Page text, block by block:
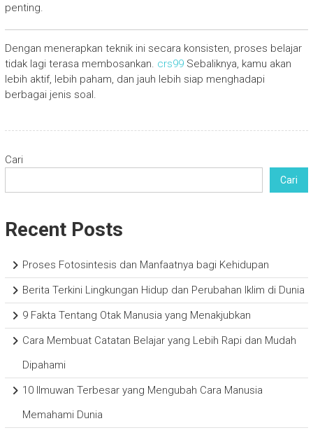
penting.
Dengan menerapkan teknik ini secara konsisten, proses belajar
tidak lagi terasa membosankan. crs99Sebaliknya, kamu akan
lebih aktif, lebih paham, dan jauh lebih siap menghadapi
berbagai jenis soal.
Cari
Cari
Recent Posts
Proses Fotosintesis dan Manfaatnya bagi Kehidupan
Berita Terkini Lingkungan Hidup dan Perubahan Iklim di Dunia
9 Fakta Tentang Otak Manusia yang Menakjubkan
Cara Membuat Catatan Belajar yang Lebih Rapi dan Mudah
Dipahami
10 Ilmuwan Terbesar yang Mengubah Cara Manusia
Memahami Dunia